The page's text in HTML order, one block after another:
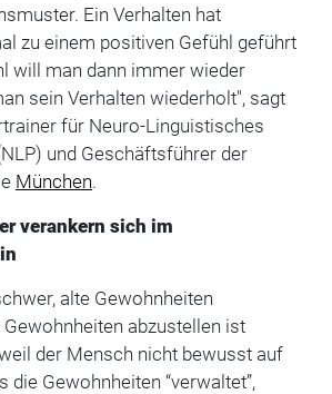
Ein Verhalten hat
zu einem positiven Gefühl geführt
will man dann immer wieder
sein Verhalten wiederholt", sagt
für Neuro-Linguistisches
und Geschäftsführer der
München.
verankern sich im
alte Gewohnheiten
abzustellen ist
der Mensch nicht bewusst auf
die Gewohnheiten “verwaltet”,